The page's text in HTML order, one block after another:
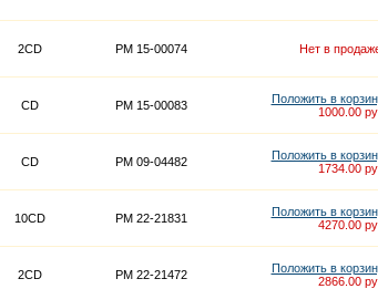
2CD PM 15-00074 Нет в
CD PM 15-00083
Положить в
1000.00
CD PM 09-04482
Положить в
1734.00
10CD PM 22-21831
Положить в
4270.00
2CD PM 22-21472
Положить в
2866.00